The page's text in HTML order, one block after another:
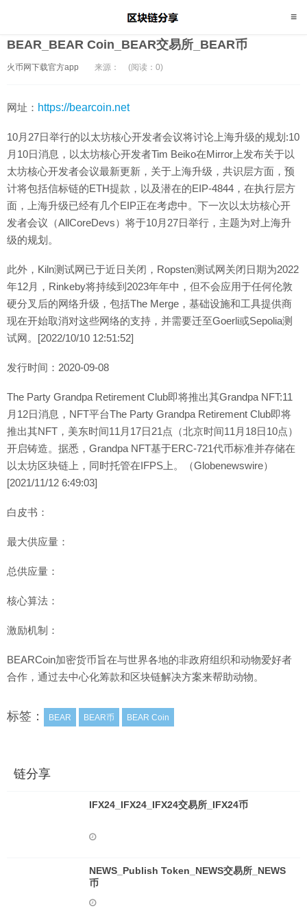
BEAR_BEAR Coin_BEAR交易所_BEAR币
火币网下载官方app 来源： (阅读：0)
网址： https://bearcoin.net
10月27日举行的以太坊核心开发者会议将讨论上海升级的规划:10
月10日消息，以太坊核心开发者Tim Beiko在Mirror上发布关于以
太坊核心开发者会议最新更新，关于上海升级，共识层方面，预
计将包括信标链的ETH提款，以及潜在的EIP-4844，在执行层方
面，上海升级已经有几个EIP正在考虑中。下一次以太坊核心开
发者会议（AllCoreDevs）将于10月27日举行，主题为对上海升
级的规划。
此外，Kiln测试网已于近日关闭，Ropsten测试网关闭日期为2022
年12月，Rinkeby将持续到2023年年中，但不会应用于任何伦敦
硬分叉后的网络升级，包括The Merge，基础设施和工具提供商
现在开始取消对这些网络的支持，并需要迁至Goerli或Sepolia测
试网。[2022/10/10 12:51:52]
发行时间：2020-09-08
The Party Grandpa Retirement Club即将推出其Grandpa NFT:11
月12日消息，NFT平台The Party Grandpa Retirement Club即将
推出其NFT，美东时间11月17日21点（北京时间11月18日10点）
开启铸造。据悉，Grandpa NFT基于ERC-721代币标准并存储在
以太坊区块链上，同时托管在IFPS上。（Globenewswire）
[2021/11/12 6:49:03]
白皮书：
最大供应量：
总供应量：
核心算法：
激励机制：
BEARCoin加密货币旨在与世界各地的非政府组织和动物爱好者
合作，通过去中心化筹款和区块链解决方案来帮助动物。
标签： BEAR BEAR币 BEAR Coin
链分享
IFX24_IFX24_IFX24交易所_IFX24币
NEWS_Publish Token_NEWS交易所_NEWS
币